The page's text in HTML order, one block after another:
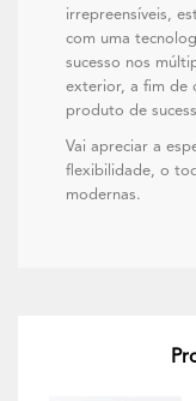
irrepreensíveis,
com uma
sucesso nos
exterior, a fim de
produto de
Vai apreciar a
flexibilidade, o
modernas.